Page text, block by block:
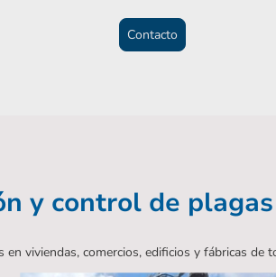
Contacto
y control de
viviendas, comercios, edificios y fábricas